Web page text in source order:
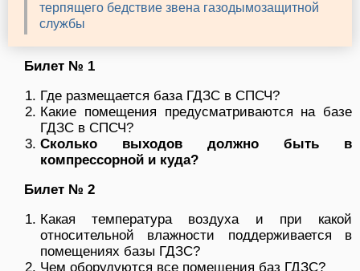
терпящего бедствие звена газодымозащитной
службы
Билет № 1
Где размещается база ГДЗС в СПСЧ?
Какие помещения предусматриваются на базе
ГДЗС в СПСЧ?
Сколько выходов должно быть в
компрессорной и куда?
Билет № 2
Какая температура воздуха и при какой
относительной влажности поддерживается в
помещениях базы ГДЗС?
Чем оборудуются все помещения баз ГДЗС?